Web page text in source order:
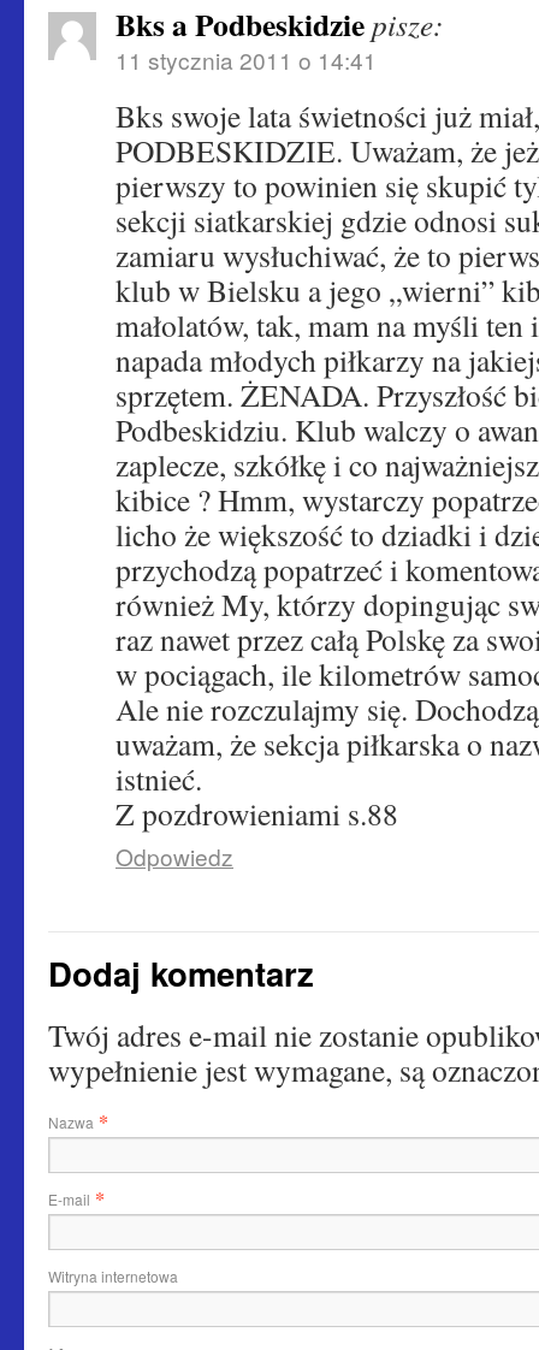
Bks a Podbeskidziepisze:
11 stycznia 2011 o 14:41
Bks swoje lata świetności już
PODBESKIDZIE. Uważam, że
pierwszy to powinien się skupić
sekcji siatkarskiej gdzie odnosi
zamiaru wysłuchiwać, że to
klub w Bielsku a jego „wierni”
małolatów, tak, mam na myśli
napada młodych piłkarzy na
sprzętem. ŻENADA. Przyszłość
Podbeskidziu. Klub walczy o
zaplecze, szkółkę i co
kibice ? Hmm, wystarczy
licho że większość to dziadki i
przychodzą popatrzeć i
również My, którzy dopingując
raz nawet przez całą Polskę za
w pociągach, ile kilometrów
Ale nie rozczulajmy się.
uważam, że sekcja piłkarska o
istnieć.
Z pozdrowieniami s.88
Odpowiedz
Dodaj komentarz
Twój adres e-mail nie zostanie
wypełnienie jest wymagane, są
Nazwa *
E-mail *
Witryna internetowa